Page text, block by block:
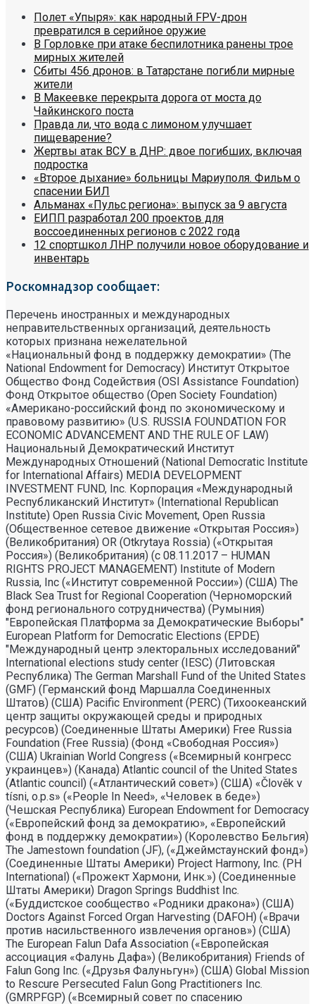
Полет «Упыря»: как народный FPV-дрон
превратился в серийное оружие
В Горловке при атаке беспилотника ранены трое
мирных жителей
Сбиты 456 дронов: в Татарстане погибли мирные
жители
В Макеевке перекрыта дорога от моста до
Чайкинского поста
Правда ли, что вода с лимоном улучшает
пищеварение?
Жертвы атак ВСУ в ДНР: двое погибших, включая
подростка
«Второе дыхание» больницы Мариуполя. Фильм о
спасении БИЛ
Альманах «Пульс региона»: выпуск за 9 августа
ЕИПП разработал 200 проектов для
воссоединенных регионов с 2022 года
12 спортшкол ЛНР получили новое оборудование и
инвентарь
Роскомнадзор сообщает:
Перечень иностранных и международных
неправительственных организаций, деятельность
которых признана нежелательной
«Национальный фонд в поддержку демократии» (The
National Endowment for Democracy) Институт Открытое
Общество Фонд Содействия (OSI Assistance Foundation)
Фонд Открытое общество (Open Society Foundation)
«Американо-российский фонд по экономическому и
правовому развитию» (U.S. RUSSIA FOUNDATION FOR
ECONOMIC ADVANCEMENT AND THE RULE OF LAW)
Национальный Демократический Институт
Международных Отношений (National Democratic Institute
for International Affairs) MEDIA DEVELOPMENT
INVESTMENT FUND, Inc. Корпорация «Международный
Республиканский Институт» (International Republican
Institute) Open Russia Civic Movement, Open Russia
(Общественное сетевое движение «Открытая Россия»)
(Великобритания) OR (Otkrytaya Rossia) («Открытая
Россия») (Великобритания) (с 08.11.2017 – HUMAN
RIGHTS PROJECT MANAGEMENT) Institute of Modern
Russia, Inc («Институт современной России») (США) The
Black Sea Trust for Regional Cooperation (Черноморский
фонд регионального сотрудничества) (Румыния)
"Европейская Платформа за Демократические Выборы"
European Platform for Democratic Elections (EPDE)
"Международный центр электоральных исследований"
International elections study center (IESC) (Литовская
Республика) The German Marshall Fund of the United States
(GMF) (Германский фонд Маршалла Соединенных
Штатов) (США) Pacific Environment (PERC) (Тихоокеанский
центр защиты окружающей среды и природных
ресурсов) (Соединенные Штаты Америки) Free Russia
Foundation (Free Russia) (Фонд «Свободная Россия»)
(США) Ukrainian World Congress («Всемирный конгресс
украинцев») (Канада) Atlantic council of the United States
(Atlantic council) («Атлантический совет») (США) «Člověk v
tísni, o.p.s» («People In Need», «Человек в беде»)
(Чешская Республика) European Endowment for Democracy
(«Европейский фонд за демократию», «Европейский
фонд в поддержку демократии») (Королевство Бельгия)
The Jamestown foundation (JF), («Джеймстаунский фонд»)
(Соединенные Штаты Америки) Project Harmony, Inc. (PH
International) («Прожект Хармони, Инк.») (Соединенные
Штаты Америки) Dragon Springs Buddhist Inc.
(«Буддистское сообщество «Родники дракона») (США)
Doctors Against Forced Organ Harvesting (DAFOH) («Врачи
против насильственного извлечения органов») (США)
The European Falun Dafa Association («Европейская
ассоциация «Фалунь Дафа») (Великобритания) Friends of
Falun Gong Inc. («Друзья Фалуньгун») (США) Global Mission
to Rescure Persecuted Falun Gong Practitioners Inc.
(GMRPFGP) («Всемирный совет по спасению